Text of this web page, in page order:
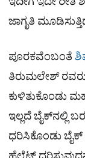
ಇದೀಗ ಇದೇ ರೀತಿ
ಜಾಗೃತಿ
ಪೂರಕವೆಂಬಂತೆ
ತಿರುಮಲೇಶ್​
ಕುಳಿತುಕೊಂಡು
ಇಲ್ಲದೆ ಬೈಕ್​ನಲ್ಲಿ
ಧರಿಸಿಕೊಂಡು